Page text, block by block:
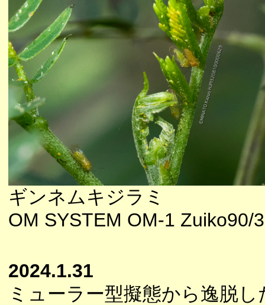
ギンネムキジラミ
OM SYSTEM OM-1 Zuiko90/
2024.1.31
ミューラー型擬態から逸脱